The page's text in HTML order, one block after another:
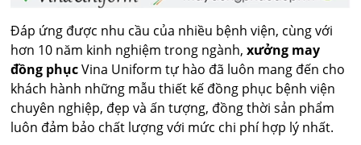
Đáp ứng được nhu cầu của nhiều bệnh viện, cùng với
hơn 10 năm kinh nghiệm trong ngành,xưởng may
đồng phụcVina Uniform tự hào đã luôn mang đến cho
khách hành những mẫu thiết kế đồng phục bệnh viện
chuyên nghiệp, đẹp và ấn tượng, đồng thời sản phẩm
luôn đảm bảo chất lượng với mức chi phí hợp lý nhất.